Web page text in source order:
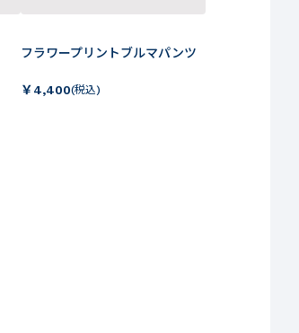
フラワープリントブルマパンツ
￥4,400(税込)